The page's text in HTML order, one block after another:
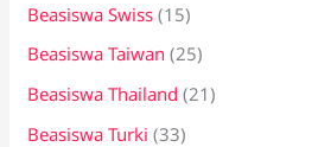
Beasiswa Swiss (15)
Beasiswa Taiwan (25)
Beasiswa Thailand (21)
Beasiswa Turki (33)